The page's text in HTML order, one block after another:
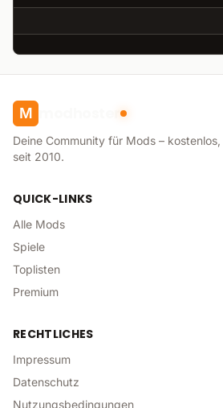
M
Deine Community für Mods – kostenlos,
seit 2010.
QUICK-LINKS
Alle Mods
Spiele
Toplisten
Premium
RECHTLICHES
Impressum
Datenschutz
Nutzungsbedingungen